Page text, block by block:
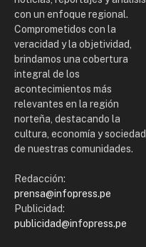
con un enfoque regional.
Comprometidos con la
veracidad y la objetividad,
brindamos una cobertura
integral de los
acontecimientos más
relevantes en la región
norteña, destacando la
cultura, economía y sociedad
de nuestras comunidades.
Redacción:
prensa@infopress.pe
Publicidad:
publicidad@infopress.pe